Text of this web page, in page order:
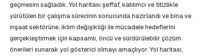
geçmesini sağladık. Yol haritası şeffaf, katılımcı ve titizlikle
yürütülen bir çalışma sürecinin sonucunda hazırlandı ve bina ve
inşaat sektörüne, iklim değişikliği ile mücadele hedeflerini
gerçekleştirmek için kapsamlı, öncü ve sürdürülebilir çözüm
önerileri sunarak yol gösterici olmayı amaçlıyor. Yol haritası,